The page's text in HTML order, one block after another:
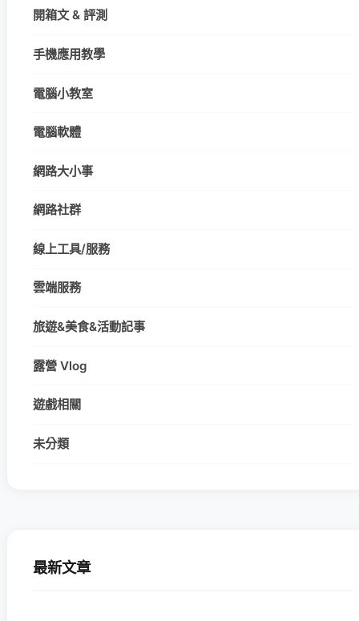
開箱文 & 評測
手機應用教學
電腦小教室
電腦軟體
網路大小事
網路社群
線上工具/服務
雲端服務
旅遊&美食&活動記事
露營 Vlog
遊戲相關
未分類
最新文章